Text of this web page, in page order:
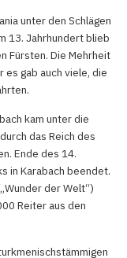
unter den Schlägen
13. Jahrhundert blieb
Fürsten. Die Mehrheit
gab auch viele, die
kam unter die
das Reich des
Ende des 14.
in Karabach beendet.
der Welt“)
Reiter aus den